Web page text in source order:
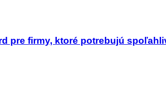
pre firmy, ktoré potrebujú